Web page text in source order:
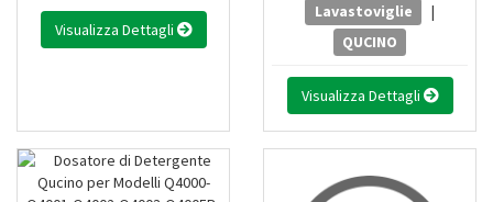
Visualizza Dettagli
Lavastoviglie
|
QUCINO
Visualizza Dettagli